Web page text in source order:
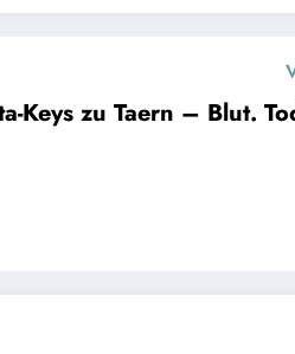
Keys zu Taern – Blut.